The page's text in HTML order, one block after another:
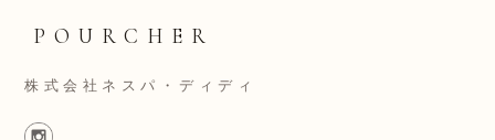
POURCHER
株式会社ネスパ・ディディ